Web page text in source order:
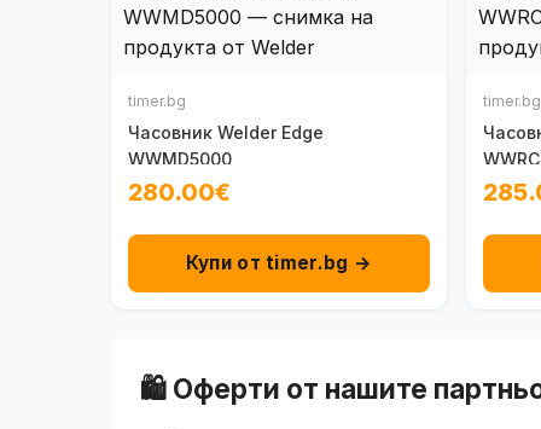
timer.bg
Часовник Welder Edge
WWMD5000
280.00€
Купи от timer.bg →
timer.bg
🛍️ Оферти от нашите